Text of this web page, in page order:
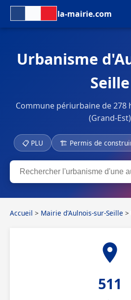
la-mairie.com
Urbanisme
Seille
Commune périurbaine de
(Grand-Est)
📋 PLU 🏗 Permis de
Accueil > Mairie d'Aulnois-sur-Seille >
511